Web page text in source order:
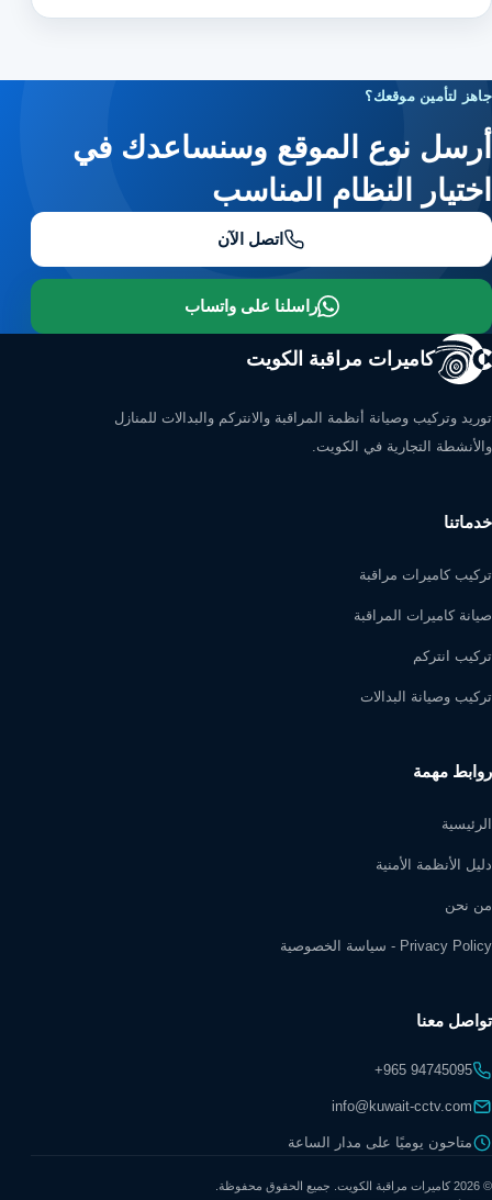
جاهز لتأمين موقعك؟
أرسل نوع الموقع وسنساعدك في
اختيار النظام المناسب
اتصل الآن
راسلنا على واتساب
كاميرات مراقبة الكويت
توريد وتركيب وصيانة أنظمة المراقبة والانتركم والبدالات للمنازل
والأنشطة التجارية في الكويت.
خدماتنا
تركيب كاميرات مراقبة
صيانة كاميرات المراقبة
تركيب انتركم
تركيب وصيانة البدالات
روابط مهمة
الرئيسية
دليل الأنظمة الأمنية
من نحن
Privacy Policy - سياسة الخصوصية
تواصل معنا
+965 94745095
info@kuwait-cctv.com
متاحون يوميًا على مدار الساعة
© 2026 كاميرات مراقبة الكويت. جميع الحقوق محفوظة.